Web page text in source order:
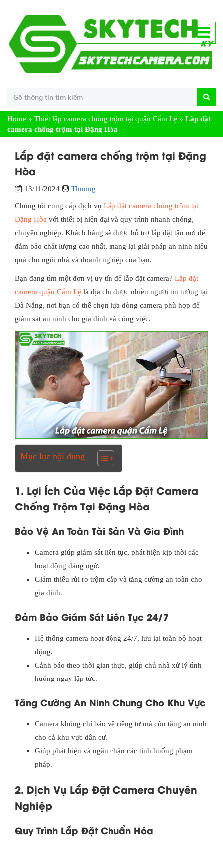
Home » Thiết lập camera chống trộm tại quận Cẩm Lệ » Lắp đặt
camera chống trộm tại Đặng Hòa
Lắp đặt camera chống trộm tại Đặng
Hòa
13/11/2024 Thuong
Chúng tôi cung cấp dịch vụ Lắp đặt camera chống trộm tại
Đặng Hòa với thiết bị hiện đại và quy trình nhanh chóng,
chuyên nghiệp. Khách hàng sẽ được hỗ trợ lắp đặt tận nơi để
đảm bảo chất lượng cao nhất, mang lại giải pháp an ninh hiệu
quả cho ngôi nhà và doanh nghiệp của bạn.
Bạn đang tìm một đơn vị uy tín để lắp đặt camera? Lắp đặt
camera quận Cẩm Lệ là địa chỉ được nhiều người tin tưởng tại
Đà Nẵng, nơi bạn có thể chọn lựa dòng camera phù hợp để
giám sát an ninh cho gia đình và công việc.
Mục lục nội dung
1. Lợi Ích Của Việc Lắp Đặt Camera
Chống Trộm Tại Đặng Hòa
Bảo Vệ An Toàn Tài Sản Và Gia Đình
Camera giúp giám sát liên tục, phát hiện kịp thời các
hoạt động đáng ngờ.
Giảm thiểu rủi ro trộm cắp và tăng cường an toàn cho
gia đình.
Đảm Bảo Giám Sát Liên Tục 24/7
Hệ thống camera hoạt động 24/7, lưu lại toàn bộ hoạt
động.
Cảnh báo theo thời gian thực, giúp chủ nhà xử lý tình
huống ngay lập tức.
Tăng Cường An Ninh Chung Cho Khu Vực
Camera không chỉ bảo vệ riêng tư mà còn tăng an ninh
cho cả khu vực dân cư.
Giúp phát hiện và ngăn chặn các tình huống phạm
pháp.
2. Dịch Vụ Lắp Đặt Camera Chuyên
Nghiệp
Quy Trình Lắp Đặt Chuẩn Hóa